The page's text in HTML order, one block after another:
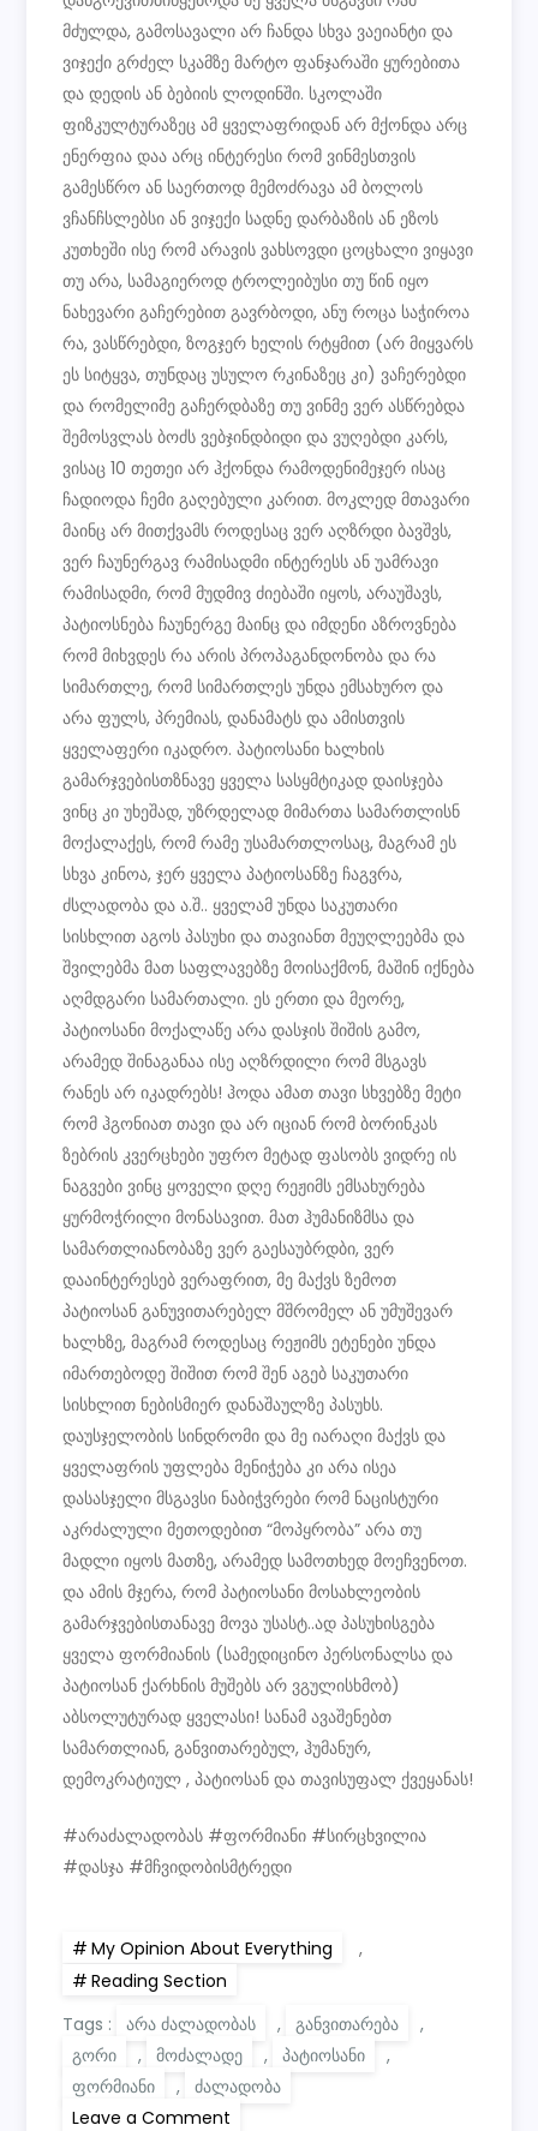
მძულდა, გამოსავალი არ ჩანდა სხვა ვაეიანტი და
ვიჯექი გრძელ სკამზე მარტო ფანჯარაში ყურებითა
და დედის ან ბებიის ლოდინში. სკოლაში
ფიზკულტურაზეც ამ ყველაფრიდან არ მქონდა არც
ენერფია დაა არც ინტერესი რომ ვინმესთვის
გამესწრო ან საერთოდ მემოძრავა ამ ბოლოს
ვჩანჩსლებსი ან ვიჯექი სადნე დარბაზის ან ეზოს
კუთხეში ისე რომ არავის ვახსოვდი ცოცხალი ვიყავი
თუ არა, სამაგიეროდ ტროლეიბუსი თუ წინ იყო
ნახევარი გაჩერებით გავრბოდი, ანუ როცა საჭიროა
რა, ვასწრებდი, ზოგჯერ ხელის რტყმით (არ მიყვარს
ეს სიტყვა, თუნდაც უსულო რკინაზეც კი) ვაჩერებდი
და რომელიმე გაჩერდბაზე თუ ვინმე ვერ ასწრებდა
შემოსვლას ბოძს ვებჯინდბიდი და ვუღებდი კარს,
ვისაც 10 თეთეი არ ჰქონდა რამოდენიმეჯერ ისაც
ჩადიოდა ჩემი გაღებული კარით. მოკლედ მთავარი
მაინც არ მითქვამს როდესაც ვერ აღზრდი ბავშვს,
ვერ ჩაუნერგავ რამისადმი ინტერესს ან უამრავი
რამისადმი, რომ მუდმივ ძიებაში იყოს, არაუშავს,
პატიოსნება ჩაუნერგე მაინც და იმდენი აზროვნება
რომ მიხვდეს რა არის პროპაგანდონობა და რა
სიმართლე, რომ სიმართლეს უნდა ემსახურო და
არა ფულს, პრემიას, დანამატს და ამისთვის
ყველაფერი იკადრო. პატიოსანი ხალხის
გამარჯვებისთზნავე ყველა სასყმტიკად დაისჯება
ვინც კი უხეშად, უზრდელად მიმართა სამართლისნ
მოქალაქეს, რომ რამე უსამართლოსაც, მაგრამ ეს
სხვა კინოა, ჯერ ყველა პატიოსანზე ჩაგვრა,
ძსლადობა და ა.შ.. ყველამ უნდა საკუთარი
სისხლით აგოს პასუხი და თავიანთ მეუღლეებმა და
შვილებმა მათ საფლავებზე მოისაქმონ, მაშინ იქნება
აღმდგარი სამართალი. ეს ერთი და მეორე,
პატიოსანი მოქალაწე არა დასჯის შიშის გამო,
არამედ შინაგანაა ისე აღზრდილი რომ მსგავს
რანეს არ იკადრებს! ჰოდა ამათ თავი სხვებზე მეტი
რომ ჰგონიათ თავი და არ იციან რომ ბორინკას
ზებრის კვერცხები უფრო მეტად ფასობს ვიდრე ის
ნაგვები ვინც ყოველი დღე რეჟიმს ემსახურება
ყურმოჭრილი მონასავით. მათ ჰუმანიზმსა და
სამართლიანობაზე ვერ გაესაუბრდბი, ვერ
დააინტერესებ ვერაფრით, მე მაქვს ზემოთ
პატიოსან განუვითარებელ მშრომელ ან უმუშევარ
ხალხზე, მაგრამ როდესაც რეჟიმს ეტენები უნდა
იმართებოდე შიშით რომ შენ აგებ საკუთარი
სისხლით ნებისმიერ დანაშაულზე პასუხს.
დაუსჯელობის სინდრომი და მე იარაღი მაქვს და
ყველაფრის უფლება მენიჭება კი არა ისეა
დასასჯელი მსგავსი ნაბიჭვრები რომ ნაცისტური
აკრძალული მეთოდებით “მოპყრობა” არა თუ
მადლი იყოს მათზე, არამედ სამოთხედ მოეჩვენოთ.
და ამის მჯერა, რომ პატიოსანი მოსახლეობის
გამარჯვებისთანავე მოვა უსასტ..ად პასუხისგება
ყველა ფორმიანის (სამედიცინო პერსონალსა და
პატიოსან ქარხნის მუშებს არ ვგულისხმობ)
აბსოლუტურად ყველასი! სანამ ავაშენებთ
სამართლიან, განვითარებულ, ჰუმანურ,
დემოკრატიულ , პატიოსან და თავისუფალ ქვეყანას!
#არაძალადობას #ფორმიანი #სირცხვილია
#დასჯა #მჩვიდობისმტრედი
My Opinion About Everything
,
Reading Section
Tags :
არა ძალადობას , განვითარება
,
გორი
, მოძალადე , პატიოსანი
,
ფორმიანი
,
ძალადობა
Leave a Comment